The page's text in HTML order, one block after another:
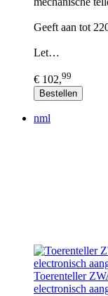
Geeft aan tot
Let…
€ 102,99
Bestellen
nml
Toerenteller
electronisch